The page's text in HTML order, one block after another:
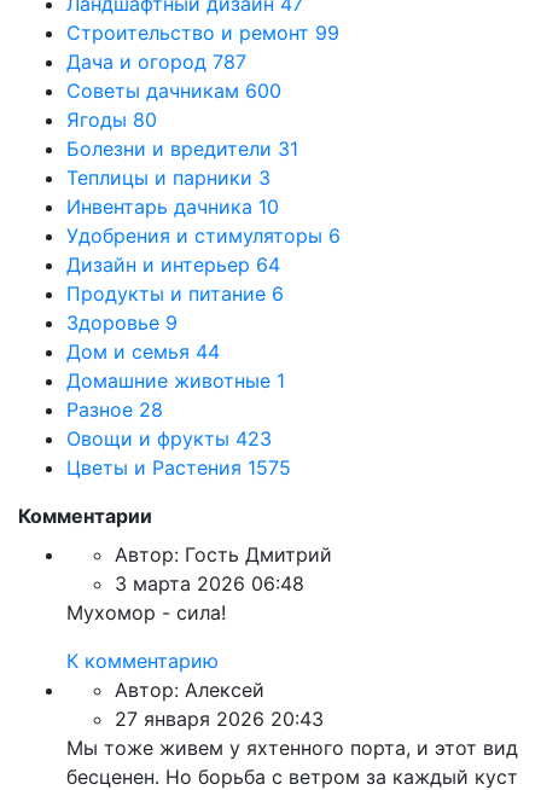
Строительство и ремонт 99
Дача и огород 787
Советы дачникам 600
Ягоды 80
Болезни и вредители 31
Теплицы и парники 3
Инвентарь дачника 10
Удобрения и стимуляторы 6
Дизайн и интерьер 64
Продукты и питание 6
Здоровье 9
Дом и семья 44
Домашние животные 1
Разное 28
Овощи и фрукты 423
Цветы и Растения 1575
Комментарии
Автор: Гость Дмитрий
3 марта 2026 06:48
Мухомор - сила!
К комментарию
Автор: Алексей
27 января 2026 20:43
Мы тоже живем у яхтенного порта, и этот вид
бесценен. Но борьба с ветром за каждый куст